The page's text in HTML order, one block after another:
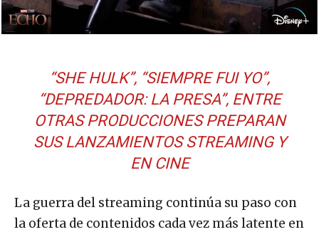
“SHE HULK”, “SIEMPRE FUI YO”,
“DEPREDADOR: LA PRESA”, ENTRE
OTRAS PRODUCCIONES PREPARAN
SUS LANZAMIENTOS STREAMING Y
EN CINE
La guerra del streaming continúa su paso con
la oferta de contenidos cada vez más latente en